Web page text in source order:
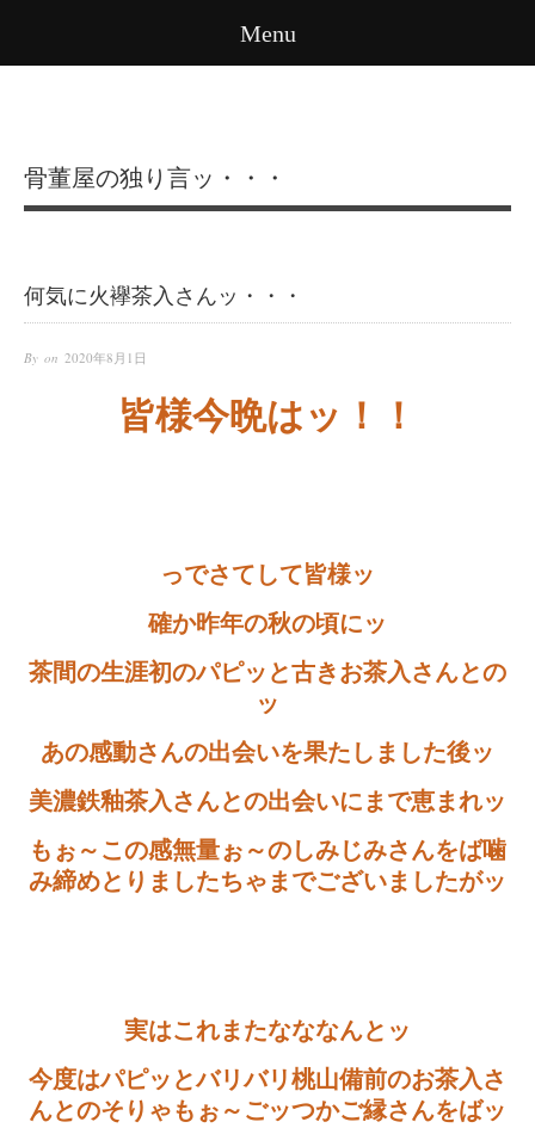
Menu
骨董屋の独り言ッ・・・
何気に火襷茶入さんッ・・・
By on 2020年8月1日
皆様今晩はッ！！
っでさてして皆様ッ
確か昨年の秋の頃にッ
茶間の生涯初のパピッと古きお茶入さんとの
ッ
あの感動さんの出会いを果たしました後ッ
美濃鉄釉茶入さんとの出会いにまで恵まれッ
もぉ～この感無量ぉ～のしみじみさんをば噛
み締めとりましたちゃまでございましたがッ
実はこれまたなななんとッ
今度はパピッとバリバリ桃山備前のお茶入さ
んとのそりゃもぉ～ごッつかご縁さんをばッ